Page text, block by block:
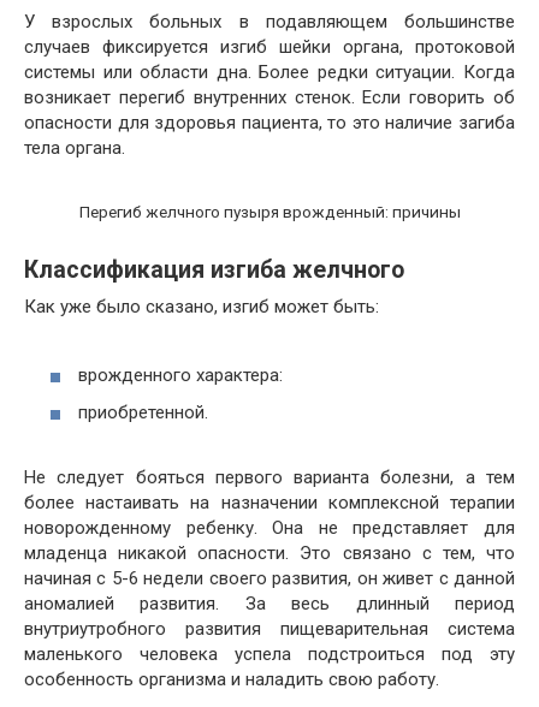
У взрослых больных в подавляющем большинстве
случаев фиксируется изгиб шейки органа, протоковой
системы или области дна. Более редки ситуации. Когда
возникает перегиб внутренних стенок. Если говорить об
опасности для здоровья пациента, то это наличие загиба
тела органа.
Перегиб желчного пузыря врожденный: причины
Классификация изгиба желчного
Как уже было сказано, изгиб может быть:
врожденного характера:
приобретенной.
Не следует бояться первого варианта болезни, а тем
более настаивать на назначении комплексной терапии
новорожденному ребенку. Она не представляет для
младенца никакой опасности. Это связано с тем, что
начиная с 5-6 недели своего развития, он живет с данной
аномалией развития. За весь длинный период
внутриутробного развития пищеварительная система
маленького человека успела подстроиться под эту
особенность организма и наладить свою работу.